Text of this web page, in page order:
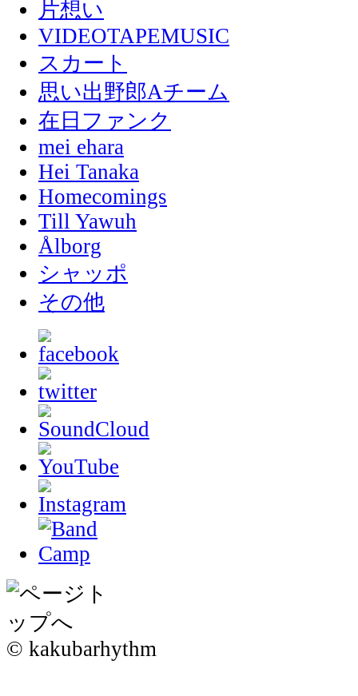
片想い
VIDEOTAPEMUSIC
スカート
思い出野郎Aチーム
在日ファンク
mei ehara
Hei Tanaka
Homecomings
Till Yawuh
Ålborg
シャッポ
その他
© kakubarhythm